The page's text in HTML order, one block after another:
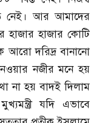
নেই। আর আমাদের
হাজার হাজার কোটি
আরো দরিদ্র বানানো
নজীর মনে হয়
না হয় বাদই দিলাম
যদি এভাবে